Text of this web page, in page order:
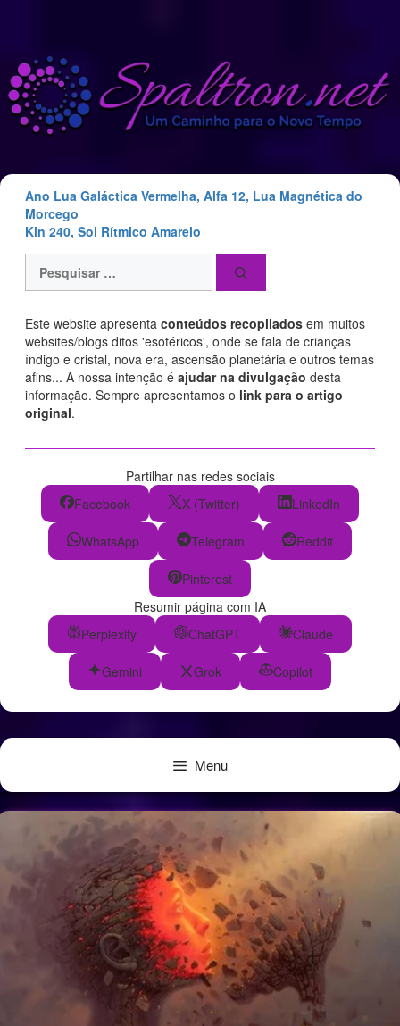
conteúdo
Ano Lua Galáctica Vermelha, Alfa 12, Lua Magnética do
Morcego
Kin 240, Sol Rítmico Amarelo
por:
Este website apresenta conteúdos recopilados em muitos
websites/blogs ditos 'esotéricos', onde se fala de crianças
índigo e cristal, nova era, ascensão planetária e outros temas
afins... A nossa intenção é ajudar na divulgação desta
informação. Sempre apresentamos o link para o artigo
original.
Partilhar nas redes sociais
Facebook
X (Twitter) LinkedIn
WhatsApp Telegram Reddit
Pinterest
Resumir página com IA
Perplexity
ChatGPT Claude
Gemini Grok Copilot
Menu